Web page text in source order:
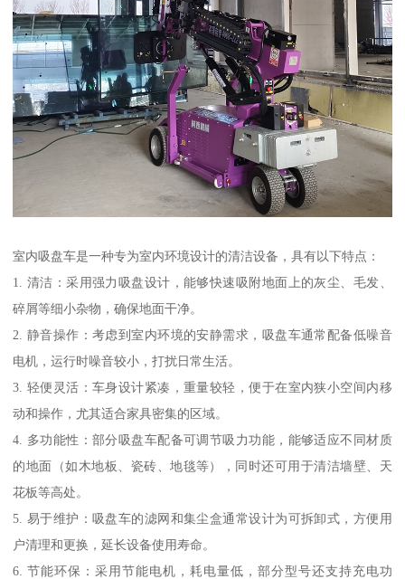
室内吸盘车是一种专为室内环境设计的清洁设备，具有以下特点：
1. 清洁：采用强力吸盘设计，能够快速吸附地面上的灰尘、毛发、
碎屑等细小杂物，确保地面干净。
2. 静音操作：考虑到室内环境的安静需求，吸盘车通常配备低噪音
电机，运行时噪音较小，打扰日常生活。
3. 轻便灵活：车身设计紧凑，重量较轻，便于在室内狭小空间内移
动和操作，尤其适合家具密集的区域。
4. 多功能性：部分吸盘车配备可调节吸力功能，能够适应不同材质
的地面（如木地板、瓷砖、地毯等），同时还可用于清洁墙壁、天
花板等高处。
5. 易于维护：吸盘车的滤网和集尘盒通常设计为可拆卸式，方便用
户清理和更换，延长设备使用寿命。
6. 节能环保：采用节能电机，耗电量低，部分型号还支持充电功